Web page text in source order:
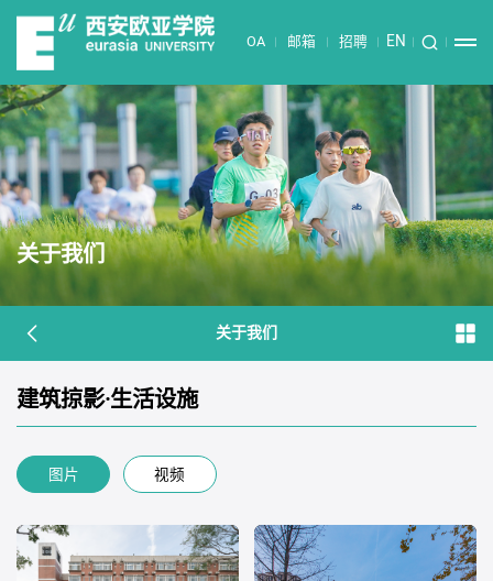
OA 邮箱 招聘 EN
关于我们
关于我们
建筑掠影·生活设施
图片 视频